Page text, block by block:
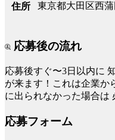
住所 東京都大田区西蒲
応募後の流れ
応募後すぐ〜3日以内に
が来ます！これは企業か
に出られなかった場合は
応募フォーム